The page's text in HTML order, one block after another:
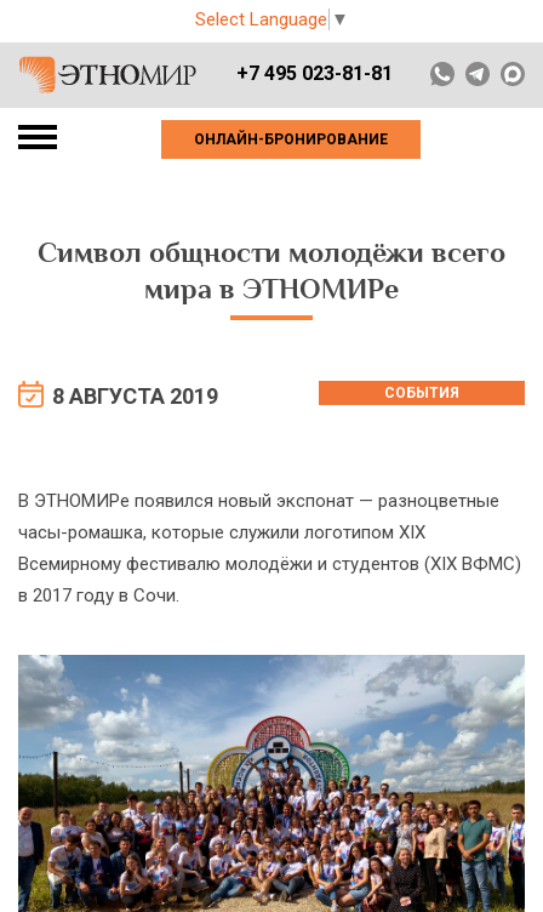
Select Language ▼
+7 495 023-81-81
ОНЛАЙН-БРОНИРОВАНИЕ
Символ общности молодёжи всего
мира в ЭТНОМИРе
8 АВГУСТА 2019 СОБЫТИЯ
В ЭТНОМИРе появился новый экспонат — разноцветные
часы-ромашка, которые служили логотипом XIX
Всемирному фестивалю молодёжи и студентов (XIX ВФМС)
в 2017 году в Сочи.